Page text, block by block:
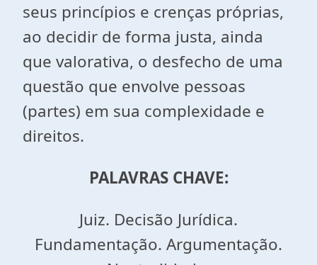
seus princípios e crenças próprias,
ao decidir de forma justa, ainda
que valorativa, o desfecho de uma
questão que envolve pessoas
(partes) em sua complexidade e
direitos.
PALAVRAS CHAVE:
Juiz. Decisão Jurídica.
Fundamentação. Argumentação.